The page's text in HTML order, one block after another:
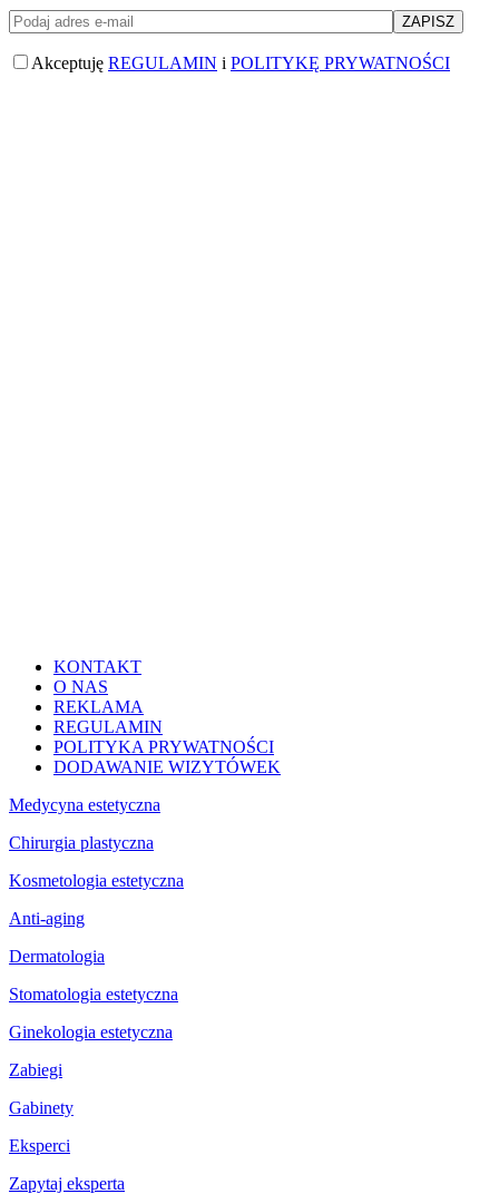
Akceptuję REGULAMIN i POLITYKĘ PRYWATNOŚCI
KONTAKT
O NAS
REKLAMA
REGULAMIN
POLITYKA PRYWATNOŚCI
DODAWANIE WIZYTÓWEK
Medycyna estetyczna
Chirurgia plastyczna
Kosmetologia estetyczna
Anti-aging
Dermatologia
Stomatologia estetyczna
Ginekologia estetyczna
Zabiegi
Gabinety
Eksperci
Zapytaj eksperta